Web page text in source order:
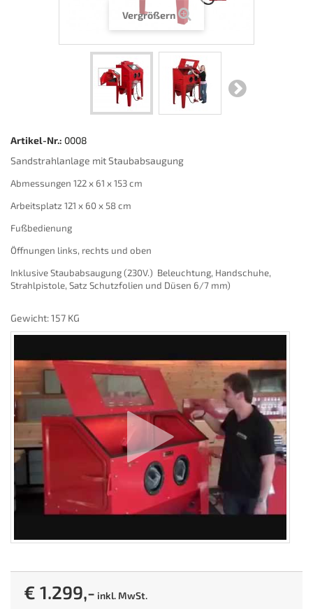
Vergrößern
Artikel-Nr.: 0008
Sandstrahlanlage mit Staubabsaugung
Abmessungen 122 x 61 x 153 cm
Arbeitsplatz 121 x 60 x 58 cm
Fußbedienung
Öffnungen links, rechts und oben
Inklusive Staubabsaugung (230V.) Beleuchtung, Handschuhe,
Strahlpistole, Satz Schutzfolien und Düsen 6/7 mm)
Gewicht: 157 KG
€ 1.299,- inkl. MwSt.